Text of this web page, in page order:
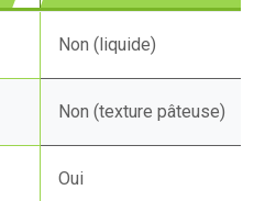
Non (liquide)
Non (texture pâteuse)
Oui